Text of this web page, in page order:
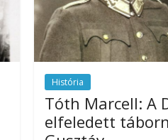
História
Tóth Marcell: A
elfeledett